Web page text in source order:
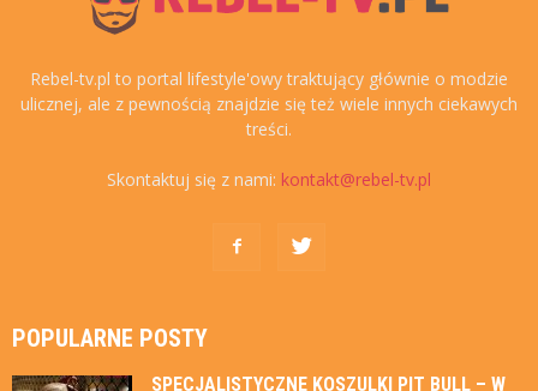
Rebel-tv.pl to portal lifestyle'owy traktujący głównie o modzie
ulicznej, ale z pewnością znajdzie się też wiele innych ciekawych
treści.
Skontaktuj się z nami: kontakt@rebel-tv.pl
POPULARNE POSTY
SPECJALISTYCZNE KOSZULKI PIT BULL – W